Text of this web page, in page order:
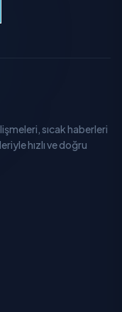
sıcak haberleri
hızlı ve doğru